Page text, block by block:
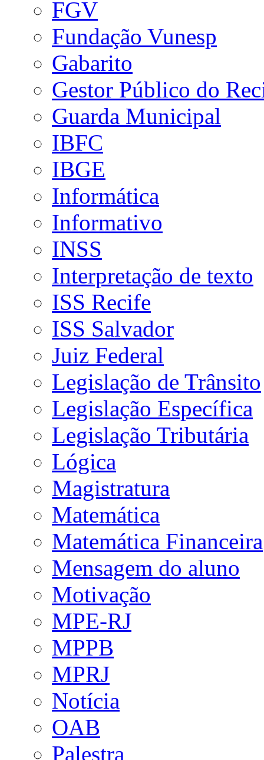
FGV
Fundação Vunesp
Gabarito
Gestor Público do
Guarda Municipal
IBFC
IBGE
Informática
Informativo
INSS
Interpretação de texto
ISS Recife
ISS Salvador
Juiz Federal
Legislação de Trânsito
Legislação Específica
Legislação Tributária
Lógica
Magistratura
Matemática
Matemática Financeira
Mensagem do aluno
Motivação
MPE-RJ
MPPB
MPRJ
Notícia
OAB
Palestra